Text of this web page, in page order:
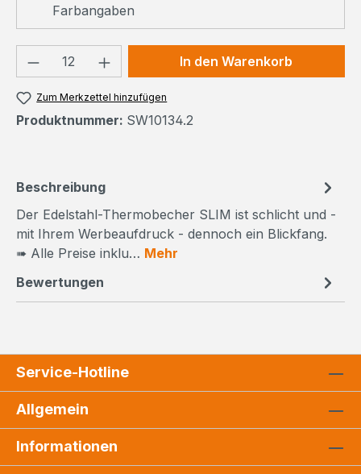
Farbangaben
Produkt Anzahl: Gib denIn den Warenkorb
Zum Merkzettel hinzufügen
Produktnummer: SW10134.2
Beschreibung
Der Edelstahl-Thermobecher SLIM ist schlicht und -
mit Ihrem Werbeaufdruck - dennoch ein Blickfang.
➠ Alle Preise inklu… Mehr
Bewertungen
Service-Hotline
Allgemein
Informationen